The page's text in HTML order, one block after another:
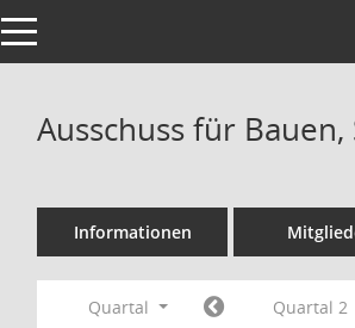
Toggle navigation
Ausschuss für
Informationen
Quartal Quartal 2